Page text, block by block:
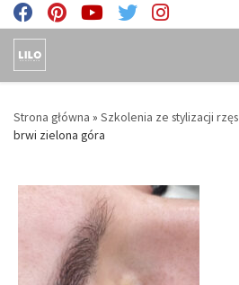
Skip to content
Strona główna » Szkolenia ze stylizacji rzęs
brwi zielona góra